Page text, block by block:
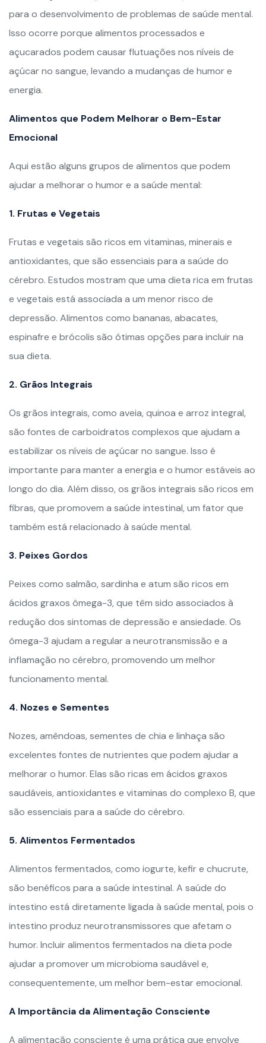
para o desenvolvimento de problemas de saúde mental.
Isso ocorre porque alimentos processados e
açucarados podem causar flutuações nos níveis de
açúcar no sangue, levando a mudanças de humor e
energia.
Alimentos que Podem Melhorar o Bem-Estar
Emocional
Aqui estão alguns grupos de alimentos que podem
ajudar a melhorar o humor e a saúde mental:
1. Frutas e Vegetais
Frutas e vegetais são ricos em vitaminas, minerais e
antioxidantes, que são essenciais para a saúde do
cérebro. Estudos mostram que uma dieta rica em frutas
e vegetais está associada a um menor risco de
depressão. Alimentos como bananas, abacates,
espinafre e brócolis são ótimas opções para incluir na
sua dieta.
2. Grãos Integrais
Os grãos integrais, como aveia, quinoa e arroz integral,
são fontes de carboidratos complexos que ajudam a
estabilizar os níveis de açúcar no sangue. Isso é
importante para manter a energia e o humor estáveis ao
longo do dia. Além disso, os grãos integrais são ricos em
fibras, que promovem a saúde intestinal, um fator que
também está relacionado à saúde mental.
3. Peixes Gordos
Peixes como salmão, sardinha e atum são ricos em
ácidos graxos ômega-3, que têm sido associados à
redução dos sintomas de depressão e ansiedade. Os
ômega-3 ajudam a regular a neurotransmissão e a
inflamação no cérebro, promovendo um melhor
funcionamento mental.
4. Nozes e Sementes
Nozes, amêndoas, sementes de chia e linhaça são
excelentes fontes de nutrientes que podem ajudar a
melhorar o humor. Elas são ricas em ácidos graxos
saudáveis, antioxidantes e vitaminas do complexo B, que
são essenciais para a saúde do cérebro.
5. Alimentos Fermentados
Alimentos fermentados, como iogurte, kefir e chucrute,
são benéficos para a saúde intestinal. A saúde do
intestino está diretamente ligada à saúde mental, pois o
intestino produz neurotransmissores que afetam o
humor. Incluir alimentos fermentados na dieta pode
ajudar a promover um microbioma saudável e,
consequentemente, um melhor bem-estar emocional.
A Importância da Alimentação Consciente
A alimentação consciente é uma prática que envolve